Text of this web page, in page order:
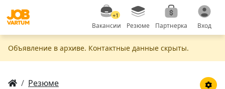
+1
Вакансии Резюме Партнерка Вход
Объявление в apxивe. Контактные данные скрыты.
Резюме